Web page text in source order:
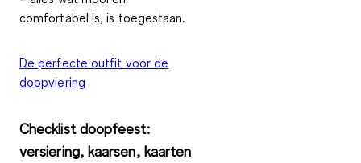
comfortabel is, is toegestaan.
De perfecte outfit voor de
doopviering
Checklist doopfeest:
versiering, kaarsen, kaarten